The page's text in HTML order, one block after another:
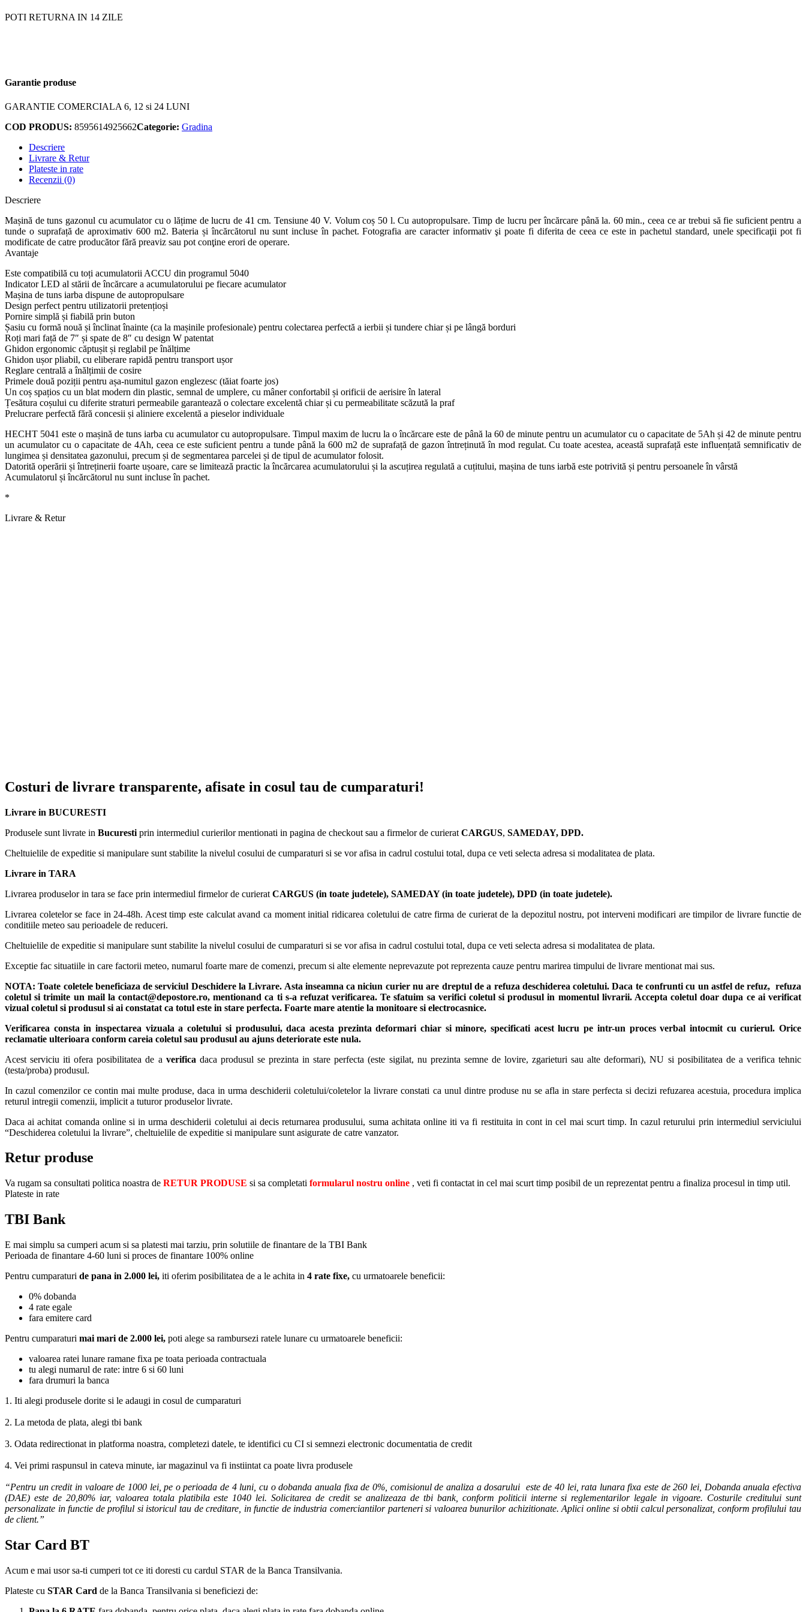
POTI RETURNA IN 14 ZILE
Garantie produse
GARANTIE COMERCIALA 6, 12 si 24 LUNI
COD PRODUS: 8595614925662Categorie: Gradina
Descriere
Livrare & Retur
Plateste in rate
Recenzii (0)
Descriere
Mașină de tuns gazonul cu acumulator cu o lățime de lucru de 41 cm. Tensiune 40 V. Volum coș 50 l. Cu autopropulsare. Timp de lucru per încărcare până la. 60 min., ceea ce ar trebui să fie suficient pentru a
tunde o suprafață de aproximativ 600 m2. Bateria și încărcătorul nu sunt incluse în pachet. Fotografia are caracter informativ şi poate fi diferita de ceea ce este in pachetul standard, unele specificaţii pot fi
modificate de catre producător fără preaviz sau pot conţine erori de operare.
Avantaje
Este compatibilă cu toți acumulatorii ACCU din programul 5040
Indicator LED al stării de încărcare a acumulatorului pe fiecare acumulator
Mașina de tuns iarba dispune de autopropulsare
Design perfect pentru utilizatorii pretențioși
Pornire simplă și fiabilă prin buton
Șasiu cu formă nouă și înclinat înainte (ca la mașinile profesionale) pentru colectarea perfectă a ierbii și tundere chiar și pe lângă borduri
Roți mari față de 7″ și spate de 8″ cu design W patentat
Ghidon ergonomic căptușit și reglabil pe înălțime
Ghidon ușor pliabil, cu eliberare rapidă pentru transport ușor
Reglare centrală a înălțimii de cosire
Primele două poziții pentru așa-numitul gazon englezesc (tăiat foarte jos)
Un coș spațios cu un blat modern din plastic, semnal de umplere, cu mâner confortabil și orificii de aerisire în lateral
Țesătura coșului cu diferite straturi permeabile garantează o colectare excelentă chiar și cu permeabilitate scăzută la praf
Prelucrare perfectă fără concesii și aliniere excelentă a pieselor individuale
HECHT 5041 este o mașină de tuns iarba cu acumulator cu autopropulsare. Timpul maxim de lucru la o încărcare este de până la 60 de minute pentru un acumulator cu o capacitate de 5Ah și 42 de minute pentru
un acumulator cu o capacitate de 4Ah, ceea ce este suficient pentru a tunde până la 600 m2 de suprafață de gazon întreținută în mod regulat. Cu toate acestea, această suprafață este influențată semnificativ de
lungimea și densitatea gazonului, precum și de segmentarea parcelei și de tipul de acumulator folosit.
Datorită operării și întreținerii foarte ușoare, care se limitează practic la încărcarea acumulatorului și la ascuțirea regulată a cuțitului, mașina de tuns iarbă este potrivită și pentru persoanele în vârstă
Acumulatorul și încărcătorul nu sunt incluse în pachet.
*
Livrare & Retur
Costuri de livrare transparente, afisate in cosul tau de cumparaturi!
Livrare in BUCURESTI
Produsele sunt livrate in Bucuresti prin intermediul curierilor mentionati in pagina de checkout sau a firmelor de curierat CARGUS, SAMEDAY, DPD.
Cheltuielile de expeditie si manipulare sunt stabilite la nivelul cosului de cumparaturi si se vor afisa in cadrul costului total, dupa ce veti selecta adresa si modalitatea de plata.
Livrare in TARA
Livrarea produselor in tara se face prin intermediul firmelor de curierat CARGUS (in toate judetele), SAMEDAY (in toate judetele), DPD (in toate judetele).
Livrarea coletelor se face in 24-48h. Acest timp este calculat avand ca moment initial ridicarea coletului de catre firma de curierat de la depozitul nostru, pot interveni modificari are timpilor de livrare functie de
conditiile meteo sau perioadele de reduceri.
Cheltuielile de expeditie si manipulare sunt stabilite la nivelul cosului de cumparaturi si se vor afisa in cadrul costului total, dupa ce veti selecta adresa si modalitatea de plata.
Exceptie fac situatiile in care factorii meteo, numarul foarte mare de comenzi, precum si alte elemente neprevazute pot reprezenta cauze pentru marirea timpului de livrare mentionat mai sus.
NOTA:Toate coletele beneficiaza de serviciul Deschidere la Livrare. Asta inseamna ca niciun curier nu are dreptul de a refuza deschiderea coletului. Daca te confrunti cu un astfel de refuz, refuza
coletul si trimite un mail la contact@depostore.ro, mentionand ca ti s-a refuzat verificarea.Te sfatuim sa verifici coletul si produsul in momentul livrarii. Accepta coletul doar dupa ce ai verificat
vizual coletul si produsul si ai constatat ca totul este in stare perfecta. Foarte mare atentie la monitoare si electrocasnice.
Verificarea consta in inspectarea vizuala a coletului si produsului, daca acesta prezinta deformari chiar si minore, specificati acest lucru pe intr-un proces verbal intocmit cu curierul. Orice
reclamatie ulterioara conform careia coletul sau produsul au ajuns deteriorate este nula.
Acest serviciu iti ofera posibilitatea de a verifica daca produsul se prezinta in stare perfecta (este sigilat, nu prezinta semne de lovire, zgarieturi sau alte deformari), NU si posibilitatea de a verifica tehnic
(testa/proba) produsul.
In cazul comenzilor ce contin mai multe produse, daca in urma deschiderii coletului/coletelor la livrare constati ca unul dintre produse nu se afla in stare perfecta si decizi refuzarea acestuia, procedura implica
returul intregii comenzii, implicit a tuturor produselor livrate.
Daca ai achitat comanda online si in urma deschiderii coletului ai decis returnarea produsului, suma achitata online iti va fi restituita in cont in cel mai scurt timp. In cazul returului prin intermediul serviciului
“Deschiderea coletului la livrare”, cheltuielile de expeditie si manipulare sunt asigurate de catre vanzator.
Retur produse
Va rugam sa consultati politica noastra de RETUR PRODUSE si sa completati formularul nostru online , veti fi contactat in cel mai scurt timp posibil de un reprezentat pentru a finaliza procesul in timp util.
Plateste in rate
TBI Bank
E mai simplu sa cumperi acum si sa platesti mai tarziu, prin solutiile de finantare de la TBI Bank
Perioada de finantare 4-60 luni si proces de finantare 100% online
Pentru cumparaturi de pana in 2.000 lei, iti oferim posibilitatea de a le achita in 4 rate fixe, cu urmatoarele beneficii:
0% dobanda
4 rate egale
fara emitere card
Pentru cumparaturi mai mari de 2.000 lei, poti alege sa rambursezi ratele lunare cu urmatoarele beneficii:
valoarea ratei lunare ramane fixa pe toata perioada contractuala
tu alegi numarul de rate: intre 6 si 60 luni
fara drumuri la banca
1. Iti alegi produsele dorite si le adaugi in cosul de cumparaturi
2. La metoda de plata, alegi tbi bank
3. Odata redirectionat in platforma noastra, completezi datele, te identifici cu CI si semnezi electronic documentatia de credit
4. Vei primi raspunsul in cateva minute, iar magazinul va fi instiintat ca poate livra produsele
“Pentru un credit in valoare de 1000 lei, pe o perioada de 4 luni, cu o dobanda anuala fixa de 0%, comisionul de analiza a dosarului este de 40 lei, rata lunara fixa este de 260 lei, Dobanda anuala efectiva
(DAE) este de 20,80% iar, valoarea totala platibila este 1040 lei. Solicitarea de credit se analizeaza de tbi bank, conform politicii interne si reglementarilor legale in vigoare. Costurile creditului sunt
personalizate in functie de profilul si istoricul tau de creditare, in functie de industria comerciantilor parteneri si valoarea bunurilor achizitionate. Aplici online si obtii calcul personalizat, conform profilului tau
de client.”
Star Card BT
Acum e mai usor sa-ti cumperi tot ce iti doresti cu cardul STAR de la Banca Transilvania.
Plateste cu STAR Card de la Banca Transilvania si beneficiezi de: